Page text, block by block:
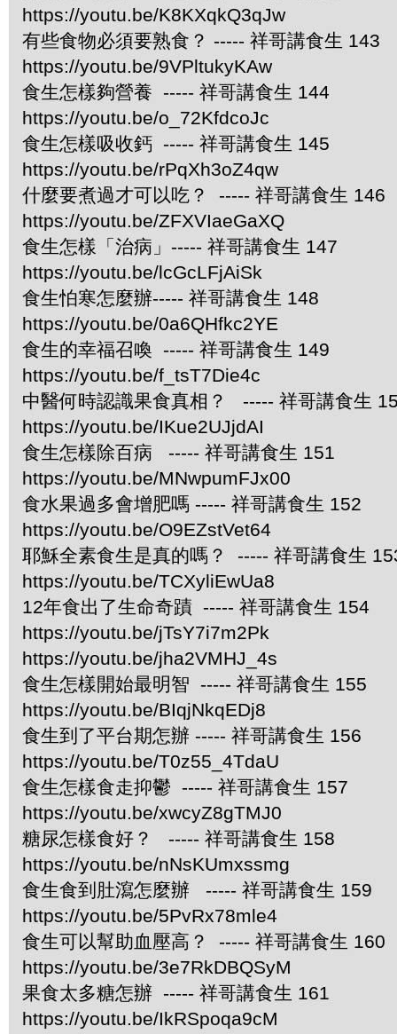
https://youtu.be/K8KXqkQ3qJw
有些食物必須要熟食？ ----- 祥哥講食生 143
https://youtu.be/9VPltukyKAw
食生怎樣夠營養 ----- 祥哥講食生 144
https://youtu.be/o_72KfdcoJc
食生怎樣吸收鈣 ----- 祥哥講食生 145
https://youtu.be/rPqXh3oZ4qw
什麼要煮過才可以吃？ ----- 祥哥講食生 146
https://youtu.be/ZFXVIaeGaXQ
食生怎樣「治病」----- 祥哥講食生 147
https://youtu.be/lcGcLFjAiSk
食生怕寒怎麼辦----- 祥哥講食生 148
https://youtu.be/0a6QHfkc2YE
食生的幸福召喚 ----- 祥哥講食生 149
https://youtu.be/f_tsT7Die4c
中醫何時認識果食真相？ ----- 祥哥講食生
https://youtu.be/IKue2UJjdAI
食生怎樣除百病 ----- 祥哥講食生 151
https://youtu.be/MNwpumFJx00
食水果過多會增肥嗎 ----- 祥哥講食生 152
https://youtu.be/O9EZstVet64
耶穌全素食生是真的嗎？ ----- 祥哥講食生
https://youtu.be/TCXyliEwUa8
12年食出了生命奇蹟 ----- 祥哥講食生 154
https://youtu.be/jTsY7i7m2Pk
https://youtu.be/jha2VMHJ_4s
食生怎樣開始最明智 ----- 祥哥講食生 155
https://youtu.be/BIqjNkqEDj8
食生到了平台期怎辦 ----- 祥哥講食生 156
https://youtu.be/T0z55_4TdaU
食生怎樣食走抑鬱 ----- 祥哥講食生 157
https://youtu.be/xwcyZ8gTMJ0
糖尿怎樣食好？ ----- 祥哥講食生 158
https://youtu.be/nNsKUmxssmg
食生食到肚瀉怎麼辦 ----- 祥哥講食生 159
https://youtu.be/5PvRx78mle4
食生可以幫助血壓高？ ----- 祥哥講食生 160
https://youtu.be/3e7RkDBQSyM
果食太多糖怎辦 ----- 祥哥講食生 161
https://youtu.be/IkRSpoqa9cM